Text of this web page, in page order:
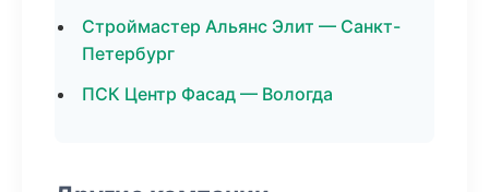
Строймастер Альянс Элит — Санкт-
Петербург
ПСК Центр Фасад — Вологда